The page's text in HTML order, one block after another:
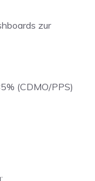
zur
(CDMO/PPS)